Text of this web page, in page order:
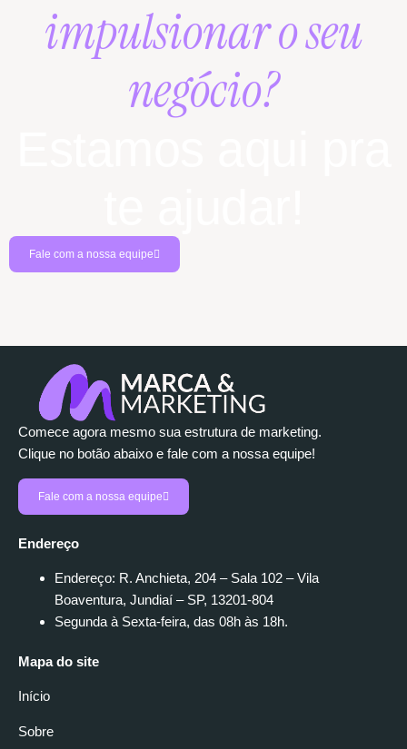
impulsionar o seu
negócio?
Fale com a nossa equipe
Comece agora mesmo sua estrutura de marketing.
Clique no botão abaixo e fale com a nossa equipe!
Fale com a nossa equipe
Endereço
Endereço: R. Anchieta, 204 – Sala 102 – Vila
Boaventura, Jundiaí – SP, 13201-804
Segunda à Sexta-feira, das 08h às 18h.
Mapa do site
Início
Sobre